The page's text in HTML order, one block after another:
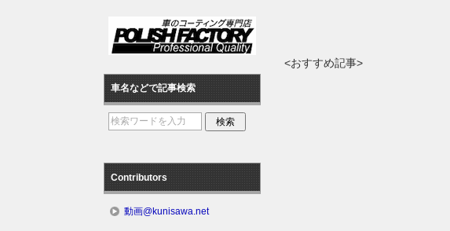
<おすすめ記事>
車名などで記事検索
Contributors
動画@kunisawa.net